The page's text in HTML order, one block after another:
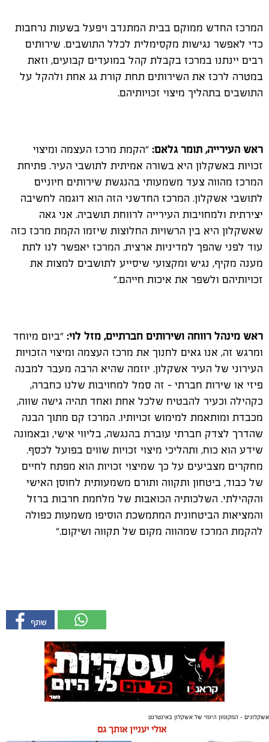
המרכז החדש ממוקם בבית המתנדב ויפעל בשעות נרחבות
כדי לאפשר נגישות מקסימלית לכלל התושבים. שירותים
רבים יינתנו במרכז בקבלת קהל במועדים קבועים, וזאת
במטרה לרכז את השירותים תחת קורת גג אחת ולהקל על
התושבים בתהליך מיצוי זכויותיהם.
ראש העירייה, תומר גלאם: "הקמת מרכז העצמה ומיצוי
זכויות באשקלון היא בשורה אמיתית לתושבי העיר. פתיחת
המרכז מהווה צעד משמעותי בהנגשת שירותים חיוניים
לתושבי אשקלון. המרכז החדשני הזה הוא דוגמה לחשיבה
יצירתית ולמחויבות העירייה לרווחת תושביה. אני גאה
שאשקלון היא בין הרשויות החלוצות שיזמו הקמת מרכז כזה
עוד לפני שהפך למדיניות ארצית. המרכז יאפשר לנו לתת
מענה מקיף, נגיש ומקצועי שיסייע לתושבים למצות את
זכויותיהם ולשפר את איכות חייהם."
ראש מינהל רווחה ושירותים חברתיים, מזל לוי: "ביום מיוחד
ומרגש זה, אנו גאים לחנוך את מרכז העצמה ומיצוי הזכויות
העירוני של העיר אשקלון. יוזמה שהיא הרבה מעבר למבנה
פיזי או שירות חברתי - זה סמל למחויבות שלנו כחברה,
כקהילה וכעיר להבטיח שלכל אחת ואחד תהיה גישה שווה,
מכבדת ומותאמת למימוש זכויותיו. המרכז קם מתוך הבנה
שהדרך לצדק חברתי עוברת בהנגשה, בליווי אישי, ובאמונה
שידע הוא כוח, ותהליכי מיצוי זכויות שווים בפועל לכסף.
מחקרים מצביעים על כך שמיצוי זכויות הוא מפתח לחיים
של כבוד, ביטחון ותקווה ותורם משמעותית לחוסן האישי
והקהילתי. השלכותיה הכואבות של מלחמת חרבות ברזל
והמציאות הביטחונית המתמשכת הוסיפו משמעות כפולה
להקמת המרכז שמהווה מקום של תקווה ושיקום."
אשקלונים - המקומון היומי של אשקלון באינטרנט
אולי יעניין אותך גם